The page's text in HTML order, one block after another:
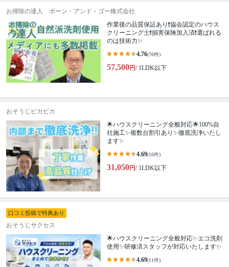
お掃除の達人 ボーン・アンド・ゴー株式会社
作業後の品質保証あり❗️協会認定のハウス
クリーニング士❗️損害保険加入済❗️選ばれる
のは技術力✨
4.76(76件)
57,500円/ 1LDK以下
おそうじピカピカ
🌟ハウスクリーニング全般対応🌟100%自
社施工✨複数台割引あり✨徹底洗浄いたし
ます✨
4.69(16件)
31,050円/ 1LDK以下
口コミ投稿で特典あり
おそうじサクセス
🌟ハウスクリーニング全般対応✨エコ洗剤
使用✨研修済スタッフが対応いたします✨
4.69(11件)